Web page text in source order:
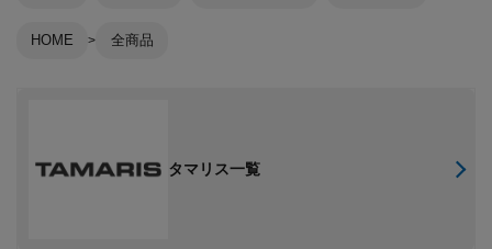
HOME 全商品
タマリス一覧